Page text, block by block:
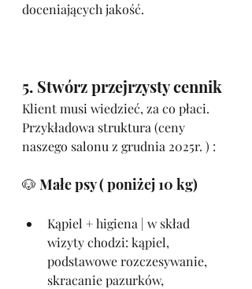
doceniających jakość.
5. Stwórz przejrzysty cennik
Klient musi wiedzieć, za co płaci.
Przykładowa struktura (ceny
naszego salonu z grudnia 2025r. ) :
🐶 Małe psy ( poniżej 10 kg)​
Kąpiel + higiena | w skład
wizyty chodzi: kąpiel,
podstawowe rozczesywanie,
skracanie pazurków,